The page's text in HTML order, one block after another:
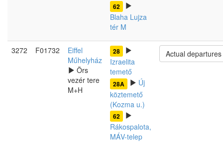
62
Blaha Lujza
tér M
3272 F01732
Eiffel
Műhelyház
Örs
vezér tere
M+H
28
Izraelita
temető
28A
Új
köztemető
(Kozma u.)
62
Rákospalota,
MÁV-telep
Actual departures